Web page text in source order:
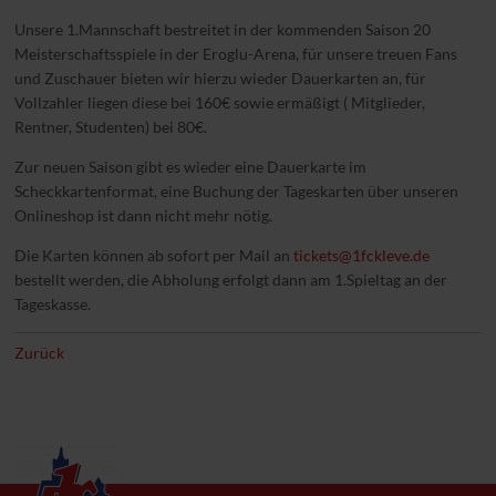
Unsere 1.Mannschaft bestreitet in der kommenden Saison 20
Meisterschaftsspiele in der Eroglu-Arena, für unsere treuen Fans
und Zuschauer bieten wir hierzu wieder Dauerkarten an, für
Vollzahler liegen diese bei 160€ sowie ermäßigt ( Mitglieder,
Rentner, Studenten) bei 80€.
Zur neuen Saison gibt es wieder eine Dauerkarte im
Scheckkartenformat, eine Buchung der Tageskarten über unseren
Onlineshop ist dann nicht mehr nötig.
Die Karten können ab sofort per Mail antickets@1fckleve.de
bestellt werden, die Abholung erfolgt dann am 1.Spieltag an der
Tageskasse.
Zurück